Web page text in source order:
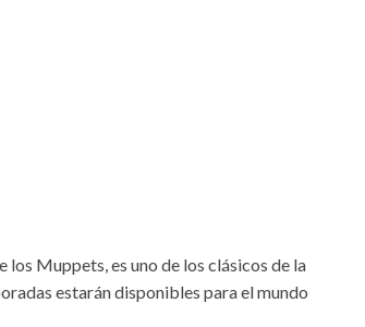
los Muppets, es uno de los clásicos de la
estarán disponibles para el mundo